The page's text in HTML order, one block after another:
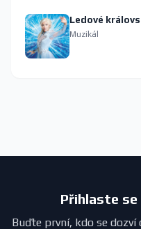
Ledové
Muzikál
Přihlaste
Buďte první, kdo se dozví